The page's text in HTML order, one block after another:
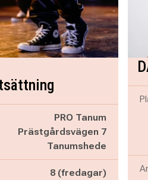
PRO Tanum
Prästgårdsvägen 7
Tanumshede
8 (fredagar)